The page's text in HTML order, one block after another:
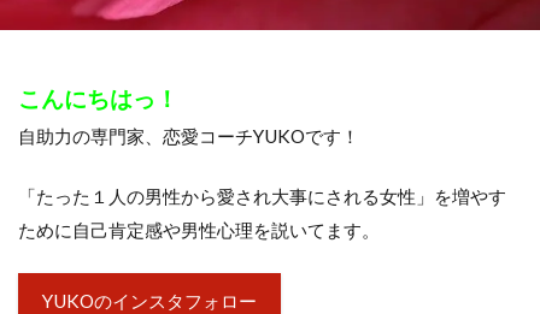
こんにちはっ！
自助力の専門家、恋愛コーチYUKOです！
「たった１人の男性から愛され大事にされる女性」を増やす
ために自己肯定感や男性心理を説いてます。
YUKOのインスタフォロー